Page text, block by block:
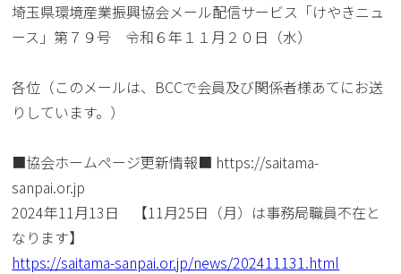
埼玉県環境産業振興協会メール配信サービス「けやきニュ
ース」第７９号 令和６年１１月２０日（水）
各位（このメールは、BCCで会員及び関係者様あてにお送
りしています。）
■協会ホームページ更新情報■ https://saitama-
sanpai.or.jp
2024年11月13日 【11月25日（月）は事務局職員不在と
なります】
https://saitama-sanpai.or.jp/news/202411131.html